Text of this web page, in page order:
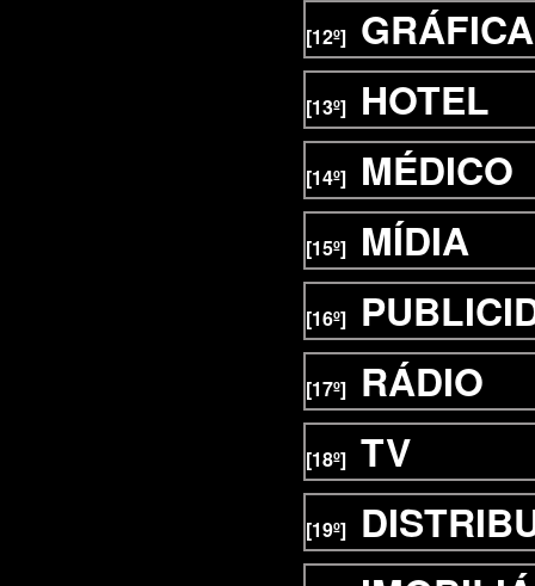
[12º] GRÁFICA
[13º] HOTEL
[14º] MÉDICO
[15º] MÍDIA
[16º]
[17º] RÁDIO
[18º] TV
[19º]